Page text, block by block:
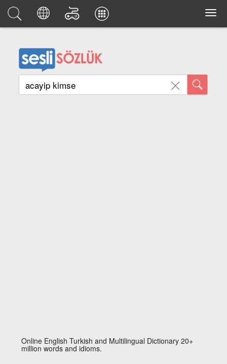
Online English Turkish and Multilingual Dictionary 20+
million words and idioms.